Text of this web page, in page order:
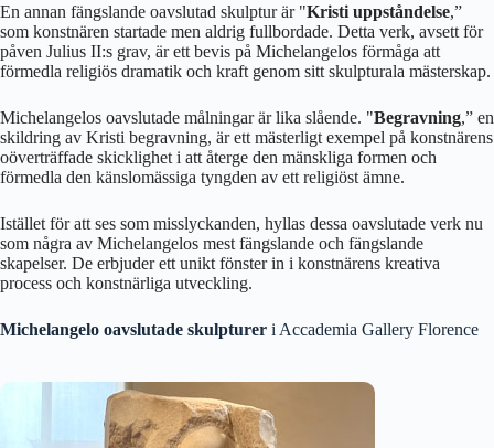
En annan fängslande oavslutad skulptur är "Kristi uppståndelse,”
som konstnären startade men aldrig fullbordade. Detta verk, avsett för
påven Julius II:s grav, är ett bevis på Michelangelos förmåga att
förmedla religiös dramatik och kraft genom sitt skulpturala mästerskap.
Michelangelos oavslutade målningar är lika slående. "Begravning,” en
skildring av Kristi begravning, är ett mästerligt exempel på konstnärens
oöverträffade skicklighet i att återge den mänskliga formen och
förmedla den känslomässiga tyngden av ett religiöst ämne.
Istället för att ses som misslyckanden, hyllas dessa oavslutade verk nu
som några av Michelangelos mest fängslande och fängslande
skapelser. De erbjuder ett unikt fönster in i konstnärens kreativa
process och konstnärliga utveckling.
Michelangelo oavslutade skulpturer i Accademia Gallery Florence